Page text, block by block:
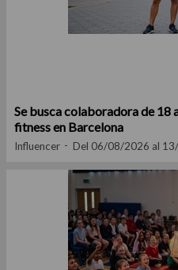
Se busca colaboradora de 18
fitness en Barcelona
Influencer Del 06/08/2026 al